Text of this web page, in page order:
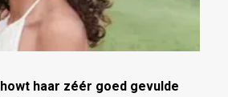
haar zéér goed gevulde